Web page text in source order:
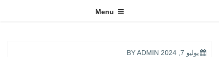
Menu
POSTED
يوليو 7, 2024 ADMIN